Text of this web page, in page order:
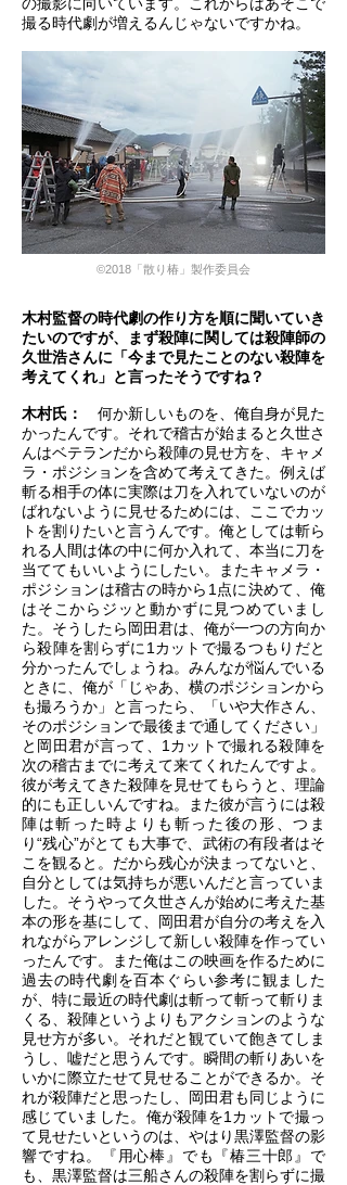
撮る時代劇が増えるんじゃないですかね。
©2018「散り椿」製作委員会
木村監督の時代劇の作り方を順に聞いていき
たいのですが、まず殺陣に関しては殺陣師の
久世浩さんに「今まで見たことのない殺陣を
考えてくれ」と言ったそうですね？
木村氏：
何か新しいものを、俺自身が見た
かったんです。それで稽古が始まると久世さ
んはベテランだから殺陣の見せ方を、キャメ
ラ・ポジションを含めて考えてきた。例えば
斬る相手の体に実際は刀を入れていないのが
ばれないように見せるためには、ここでカッ
トを割りたいと言うんです。俺としては斬ら
れる人間は体の中に何か入れて、本当に刀を
当ててもいいようにしたい。またキャメラ・
ポジションは稽古の時から1点に決めて、俺
はそこからジッと動かずに見つめていまし
た。そうしたら岡田君は、俺が一つの方向か
ら殺陣を割らずに1カットで撮るつもりだと
分かったんでしょうね。みんなが悩んでいる
ときに、俺が「じゃあ、横のポジションから
も撮ろうか」と言ったら、「いや大作さん、
そのポジションで最後まで通してください」
と岡田君が言って、1カットで撮れる殺陣を
次の稽古までに考えて来てくれたんですよ。
彼が考えてきた殺陣を見せてもらうと、理論
的にも正しいんですね。また彼が言うには殺
陣は斬った時よりも斬った後の形、つま
り“残心”がとても大事で、武術の有段者はそ
こを観ると。だから残心が決まってないと、
自分としては気持ちが悪いんだと言っていま
した。そうやって久世さんが始めに考えた基
本の形を基にして、岡田君が自分の考えを入
れながらアレンジして新しい殺陣を作ってい
ったんです。また俺はこの映画を作るために
過去の時代劇を百本ぐらい参考に観ました
が、特に最近の時代劇は斬って斬って斬りま
くる、殺陣というよりもアクションのような
見せ方が多い。それだと観ていて飽きてしま
うし、嘘だと思うんです。瞬間の斬りあいを
いかに際立たせて見せることができるか。そ
れが殺陣だと思ったし、岡田君も同じように
感じていました。俺が殺陣を1カットで撮っ
て見せたいというのは、やはり黒澤監督の影
響ですね。『用心棒』でも『椿三十郎』で
も、黒澤監督は三船さんの殺陣を割らずに撮